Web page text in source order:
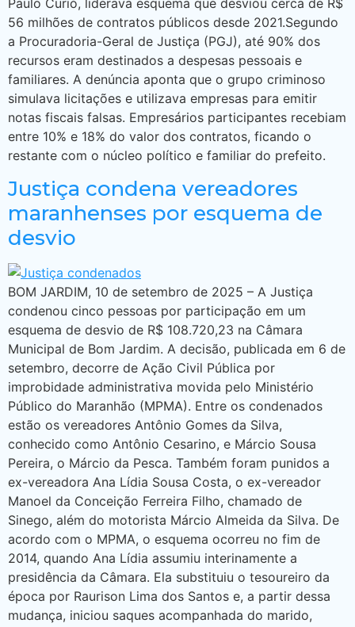
Paulo Curió, liderava esquema que desviou cerca de R$
56 milhões de contratos públicos desde 2021.Segundo
a Procuradoria-Geral de Justiça (PGJ), até 90% dos
recursos eram destinados a despesas pessoais e
familiares. A denúncia aponta que o grupo criminoso
simulava licitações e utilizava empresas para emitir
notas fiscais falsas. Empresários participantes recebiam
entre 10% e 18% do valor dos contratos, ficando o
restante com o núcleo político e familiar do prefeito.
Justiça condena vereadores
maranhenses por esquema de
desvio
BOM JARDIM, 10 de setembro de 2025 – A Justiça
condenou cinco pessoas por participação em um
esquema de desvio de R$ 108.720,23 na Câmara
Municipal de Bom Jardim. A decisão, publicada em 6 de
setembro, decorre de Ação Civil Pública por
improbidade administrativa movida pelo Ministério
Público do Maranhão (MPMA). Entre os condenados
estão os vereadores Antônio Gomes da Silva,
conhecido como Antônio Cesarino, e Márcio Sousa
Pereira, o Márcio da Pesca. Também foram punidos a
ex-vereadora Ana Lídia Sousa Costa, o ex-vereador
Manoel da Conceição Ferreira Filho, chamado de
Sinego, além do motorista Márcio Almeida da Silva. De
acordo com o MPMA, o esquema ocorreu no fim de
2014, quando Ana Lídia assumiu interinamente a
presidência da Câmara. Ela substituiu o tesoureiro da
época por Raurison Lima dos Santos e, a partir dessa
mudança, iniciou saques acompanhada do marido,